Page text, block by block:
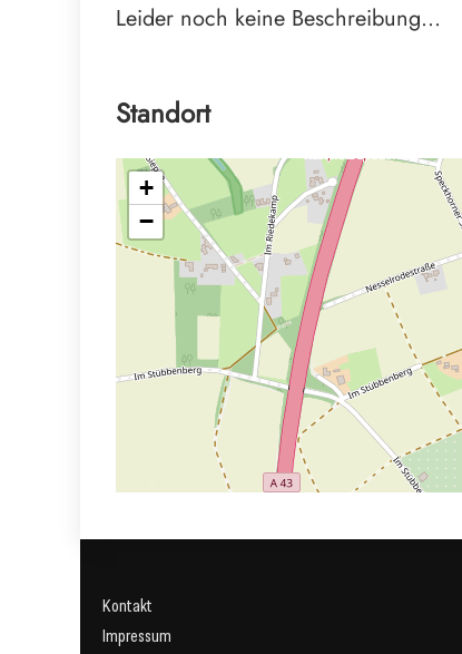
Leider noch keine Beschreibung…
Standort
+
−
Kontakt
Impressum